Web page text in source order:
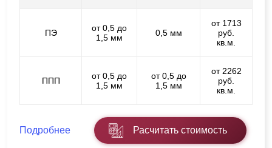
ПЭ
от 0,5 до
1,5 мм
0,5 мм
от 1713
руб.
кв.м.
ППП
от 0,5 до
1,5 мм
от 0,5 до
1,5 мм
от 2262
руб.
кв.м.
Подробнее Расчитать стоимость